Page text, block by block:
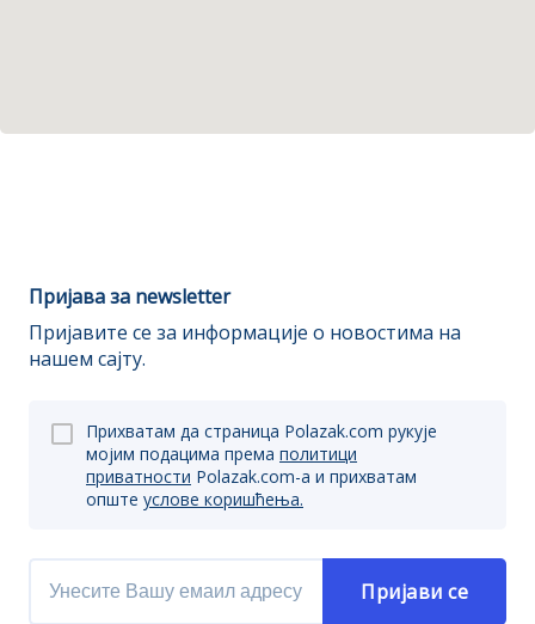
Пријава за newsletter
Пријавите се за информације о новостима на
нашем сајту.
Прихватам да страница Polazak.com рукује
мојим подацима према политици
приватности Polazak.com-a и прихватам
опште услове коришћења.
Пријави се